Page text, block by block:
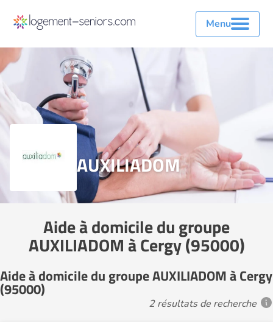
Menu
AUXILIADOM
Aide à domicile du groupe
AUXILIADOM à Cergy (95000)
Aide à domicile du groupe AUXILIADOM à Cergy
(95000)
2 résultats de recherche